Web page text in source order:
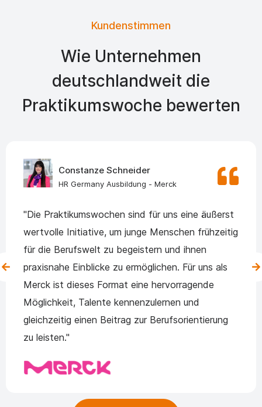
Kundenstimmen
Wie Unternehmen
deutschlandweit die
Praktikumswoche bewerten
Constanze Schneider
HR Germany Ausbildung - Merck
"Die Praktikumswochen sind für uns eine äußerst
wertvolle Initiative, um junge Menschen frühzeitig
für die Berufswelt zu begeistern und ihnen
praxisnahe Einblicke zu ermöglichen. Für uns als
Merck ist dieses Format eine hervorragende
Möglichkeit, Talente kennenzulernen und
gleichzeitig einen Beitrag zur Berufsorientierung
zu leisten."